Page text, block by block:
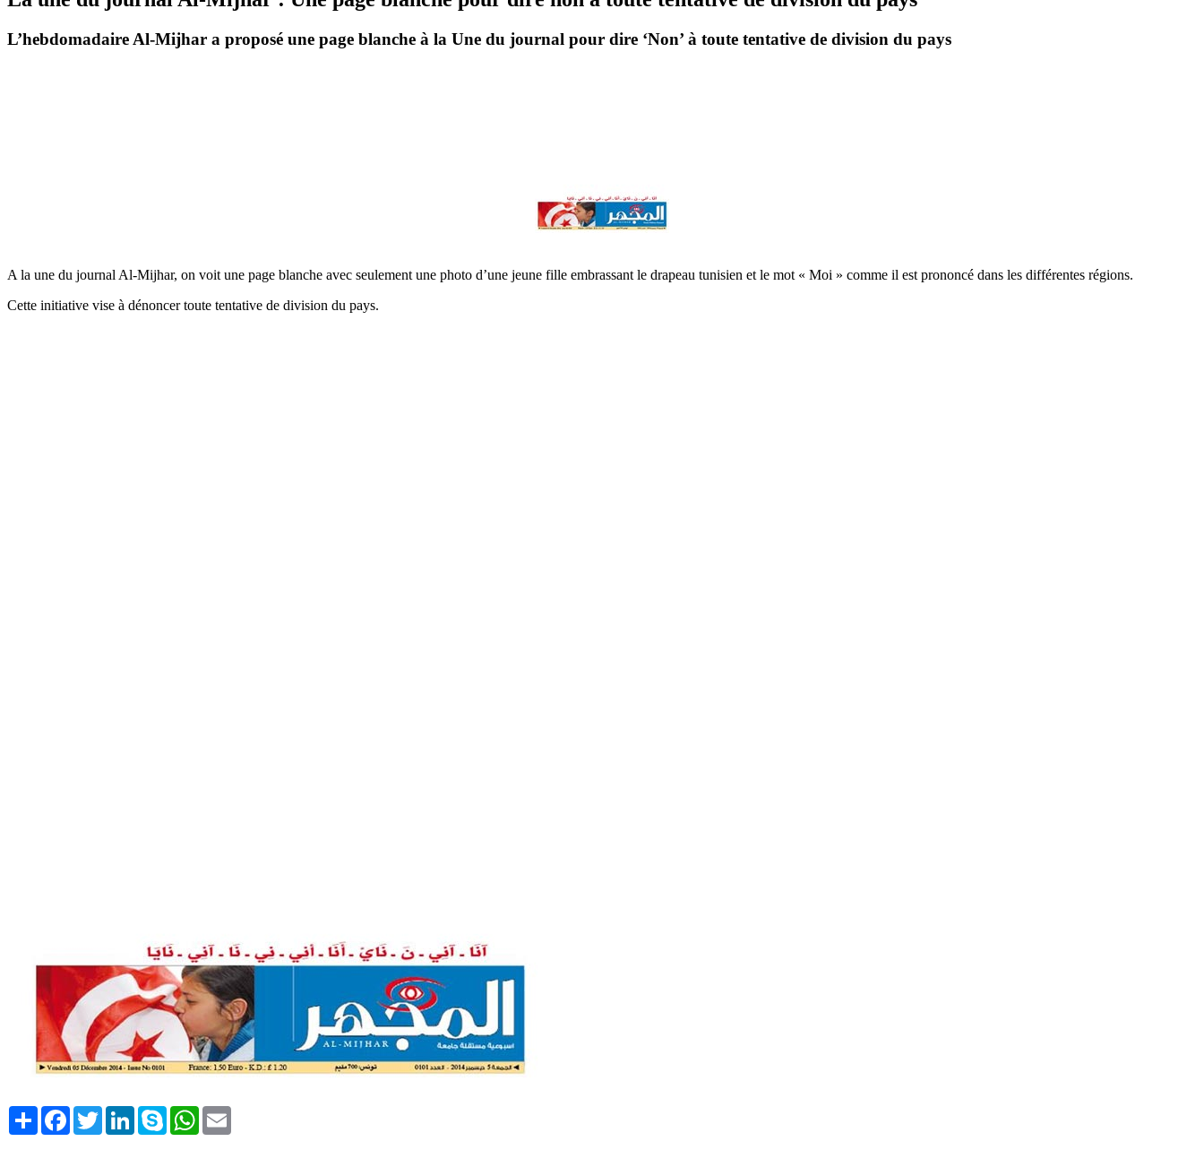
L’hebdomadaire Al-Mijhar a proposé une page blanche à la Une du journal pour dire ‘Non’ à toute tentative de division du pays
A la une du journal Al-Mijhar, on voit une page blanche avec seulement une photo d’une jeune fille embrassant le drapeau tunisien et le mot « Moi » comme il est prononcé dans les différentes régions.
Cette initiative vise à dénoncer toute tentative de division du pays.
Share FacebookTwitterLinkedInSkype WhatsApp